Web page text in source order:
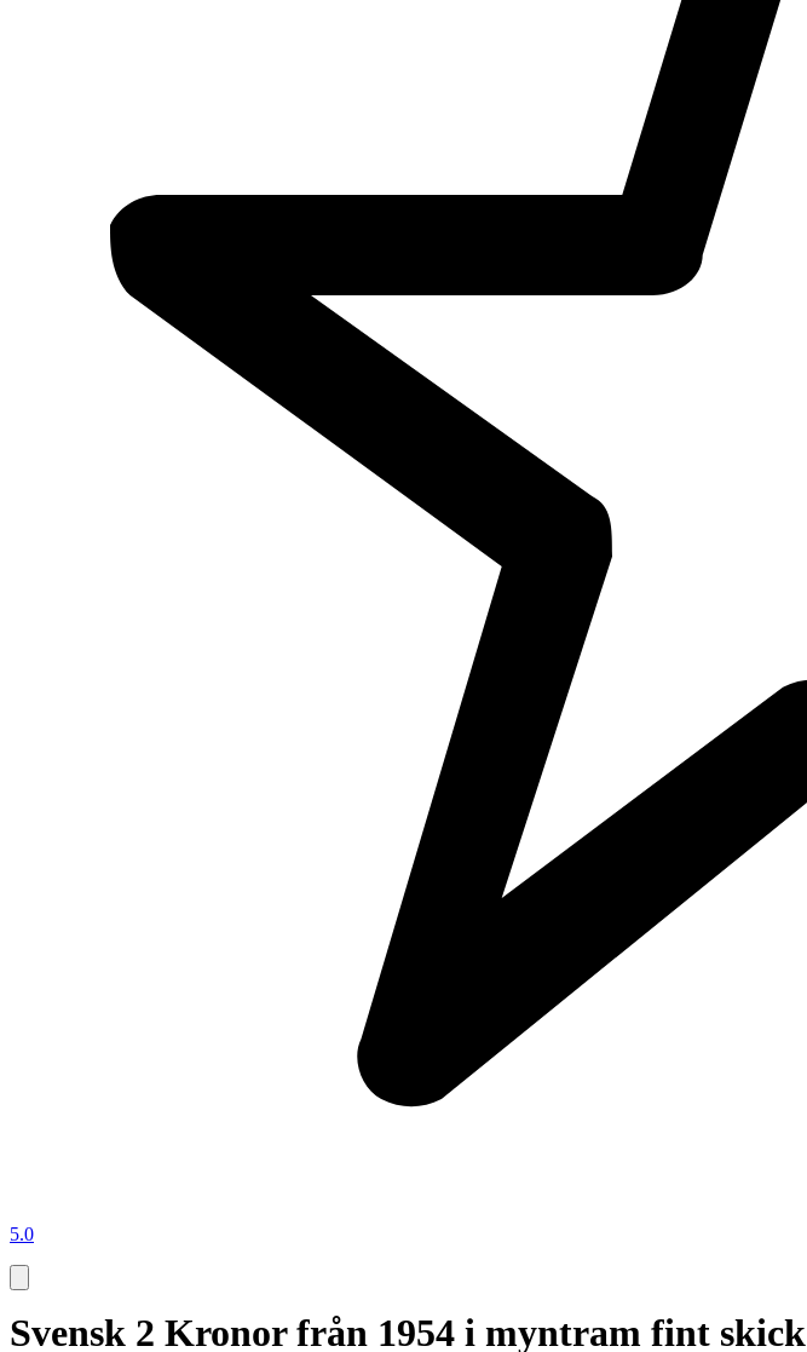
5.0
Svensk 2 Kronor från 1954 i myntram fint skick